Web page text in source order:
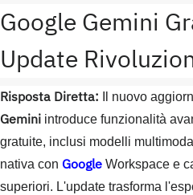
Google Gemini
Update
Risposta Diretta: Il nuovo
Gemini introduce funzionalità
gratuite, inclusi modelli
nativa con Google Workspace e
superiori. L'update trasforma